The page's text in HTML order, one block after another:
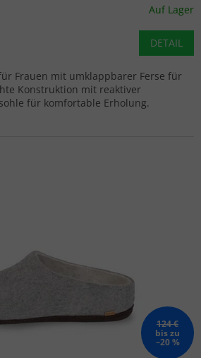
Auf Lager
DETAIL
Frauen mit umklappbarer Ferse für
Konstruktion mit reaktiver
für komfortable Erholung.
124 €
bis zu
–20 %